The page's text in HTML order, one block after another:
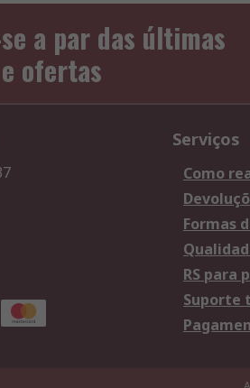
a par das últimas
ofertas
Serviços
Como
Formas
RS para
Suporte